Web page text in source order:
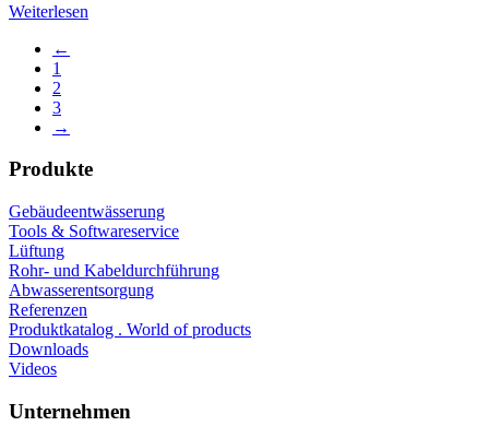
Weiterlesen
←
1
2
3
→
Produkte
Gebäudeentwässerung
Tools & Softwareservice
Lüftung
Rohr- und Kabeldurchführung
Abwasserentsorgung
Referenzen
Produktkatalog . World of products
Downloads
Videos
Unternehmen